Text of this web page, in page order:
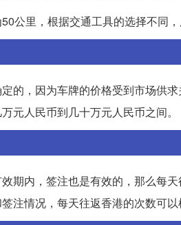
公里，根据交通工具的选择不同，
的，因为车牌的价格受到市场供
元人民币到几十万元人民币之间。
期内，签注也是有效的，那么每
注情况，每天往返香港的次数可以